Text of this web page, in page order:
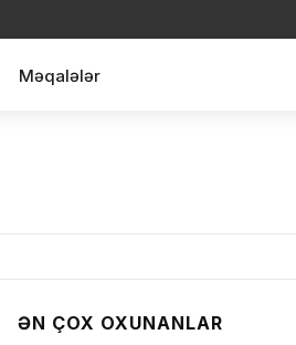
Məqalələr
ƏN ÇOX OXUNANLAR